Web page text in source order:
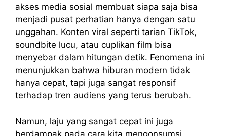
akses media sosial membuat siapa saja bisa
menjadi pusat perhatian hanya dengan satu
unggahan. Konten viral seperti tarian TikTok,
soundbite lucu, atau cuplikan film bisa
menyebar dalam hitungan detik. Fenomena ini
menunjukkan bahwa hiburan modern tidak
hanya cepat, tapi juga sangat responsif
terhadap tren audiens yang terus berubah.
Namun, laju yang sangat cepat ini juga
berdampak pada cara kita mengonsumsi